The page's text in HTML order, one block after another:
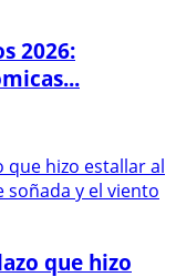
2026:
que hizo